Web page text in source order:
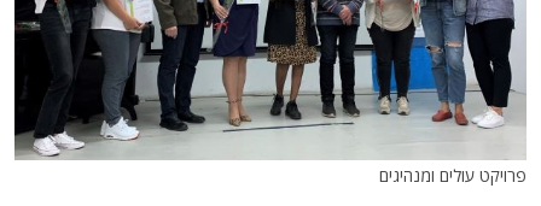
פרויקט עולים ומנהיגים